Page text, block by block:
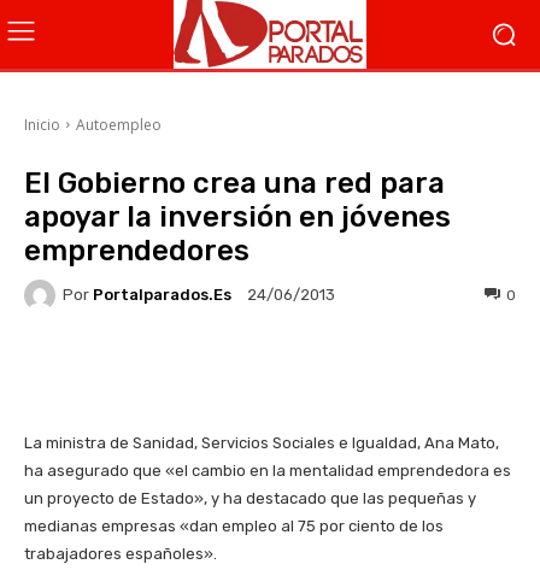
Inicio Autoempleo
El Gobierno crea una red para
apoyar la inversión en jóvenes
emprendedores
Por Portalparados.es 24/06/2013 0
La ministra de Sanidad, Servicios Sociales e Igualdad, Ana Mato,
ha asegurado que «el cambio en la mentalidad emprendedora es
un proyecto de Estado», y ha destacado que las pequeñas y
medianas empresas «dan empleo al 75 por ciento de los
trabajadores españoles».